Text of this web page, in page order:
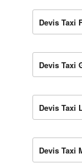
Devis Taxi
Devis Taxi
Devis Taxi
Devis Taxi